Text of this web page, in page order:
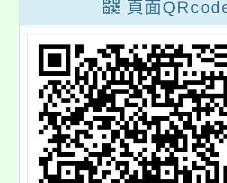
頁面